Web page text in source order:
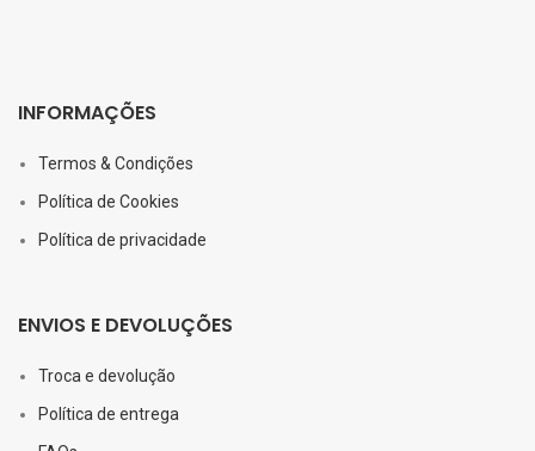
INFORMAÇÕES
Termos & Condições
Política de Cookies
Política de privacidade
ENVIOS E DEVOLUÇÕES
Troca e devolução
Política de entrega